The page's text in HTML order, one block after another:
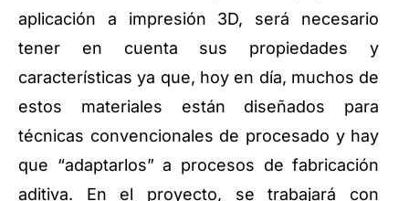
aplicación a impresión 3D, será necesario
tener en cuenta sus propiedades y
características ya que, hoy en día, muchos de
estos materiales están diseñados para
técnicas convencionales de procesado y hay
que “adaptarlos” a procesos de fabricación
aditiva. En el proyecto, se trabajará con